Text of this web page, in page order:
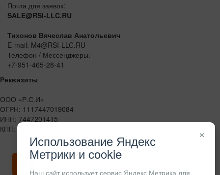
Почта для заявок:
SALE@RSI-LLC.RU
Тихонов Вячеслав Анатольевич
E-mail: M4@RSI-LLC.RU
Телефон / Мессенджеры:
+7-951-465-28-41
Реквизиты
ООО «Р.С.И»
ОГРН: 1117447019084
ИНН: 7447201415
КПП: 744701001
Скачать карточку предприятия
×
Использование Яндекс
Метрики и cookie
Наш сайт использует сервис Яндекс Метрика для